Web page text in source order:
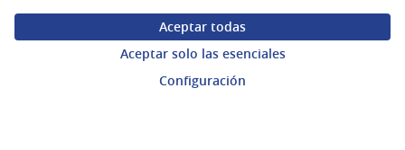
Aceptar todas
Aceptar solo las esenciales
Configuración
Enlaces